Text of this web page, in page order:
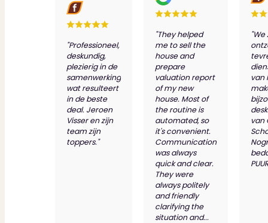
"Professioneel,
deskundig,
plezierig in de
samenwerking
wat resulteert
in de beste
deal. Jeroen
Visser en zijn
team zijn
toppers."
"They helped
me to sell the
house and
prepare
valuation report
of my new
house. Most of
the routine is
automated, so
it's convenient.
Communication
was always
quick and clear.
They were
always politely
and friendly
clarifying the
situation and...
"We
van
van